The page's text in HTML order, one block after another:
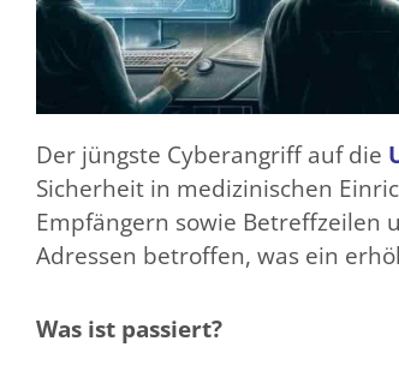
Der jüngste Cyberangriff auf die
Sicherheit in medizinischen
Empfängern sowie Betreffzeilen
Adressen betroffen, was ein
Was ist passiert?